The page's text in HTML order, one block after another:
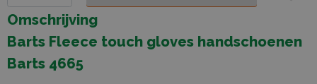
Omschrijving
Barts Fleece touch gloves handschoenen
Barts 4665